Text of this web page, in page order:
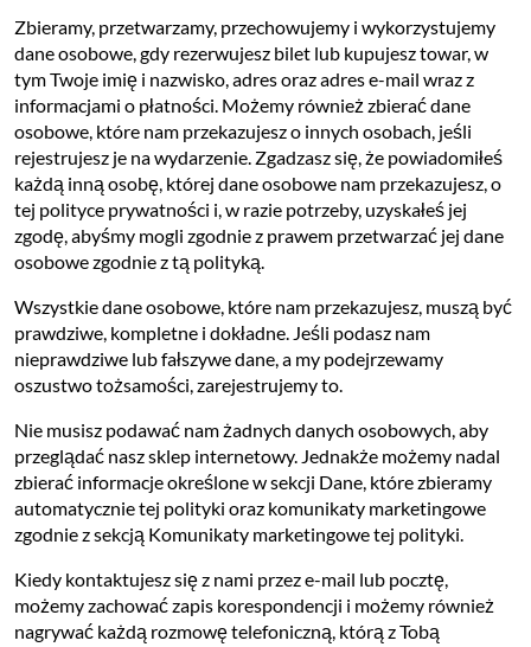
Zbieramy, przetwarzamy, przechowujemy i wykorzystujemy
dane osobowe, gdy rezerwujesz bilet lub kupujesz towar, w
tym Twoje imię i nazwisko, adres oraz adres e-mail wraz z
informacjami o płatności. Możemy również zbierać dane
osobowe, które nam przekazujesz o innych osobach, jeśli
rejestrujesz je na wydarzenie. Zgadzasz się, że powiadomiłeś
każdą inną osobę, której dane osobowe nam przekazujesz, o
tej polityce prywatności i, w razie potrzeby, uzyskałeś jej
zgodę, abyśmy mogli zgodnie z prawem przetwarzać jej dane
osobowe zgodnie z tą polityką.
Wszystkie dane osobowe, które nam przekazujesz, muszą być
prawdziwe, kompletne i dokładne. Jeśli podasz nam
nieprawdziwe lub fałszywe dane, a my podejrzewamy
oszustwo tożsamości, zarejestrujemy to.
Nie musisz podawać nam żadnych danych osobowych, aby
przeglądać nasz sklep internetowy. Jednakże możemy nadal
zbierać informacje określone w sekcji Dane, które zbieramy
automatycznie tej polityki oraz komunikaty marketingowe
zgodnie z sekcją Komunikaty marketingowe tej polityki.
Kiedy kontaktujesz się z nami przez e-mail lub pocztę,
możemy zachować zapis korespondencji i możemy również
nagrywać każdą rozmowę telefoniczną, którą z Tobą